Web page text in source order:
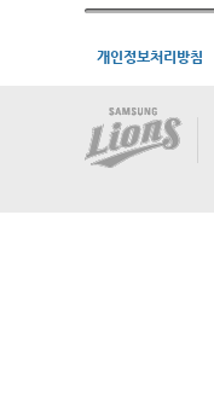
개인정보처리방침